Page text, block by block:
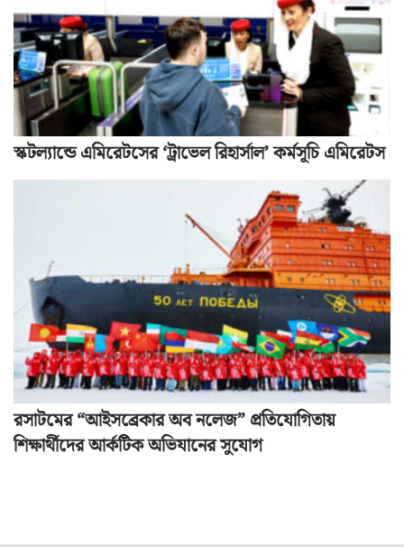
স্কটল্যান্ডে এমিরেটসের ‘ট্রাভেল রিহার্সাল’ কর্মসূচি এমিরেটস
রসাটমের “আইসব্রেকার অব নলেজ” প্রতিযোগিতায়
শিক্ষার্থীদের আর্কটিক অভিযানের সুযোগ